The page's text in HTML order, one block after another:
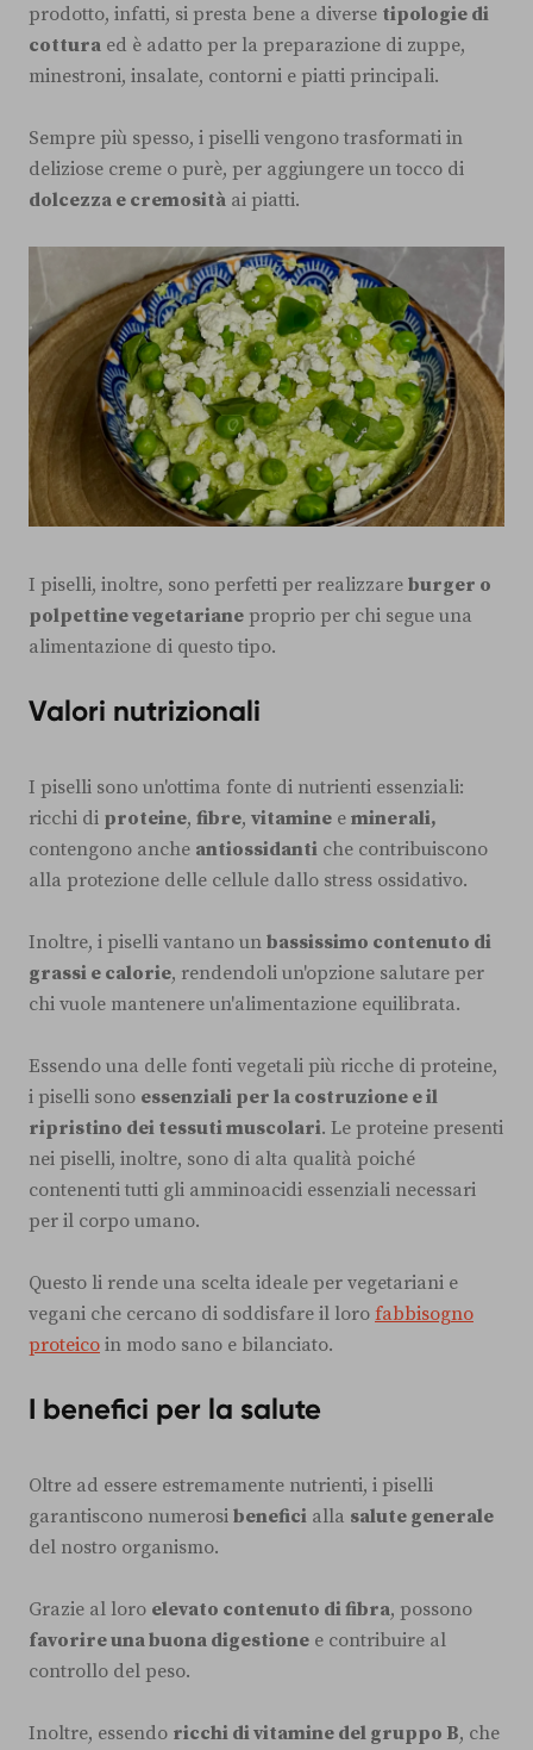
prodotto, infatti, si presta bene a diverse tipologie di
cottura ed è adatto per la preparazione di zuppe,
minestroni, insalate, contorni e piatti principali.
Sempre più spesso, i piselli vengono trasformati in
deliziose creme o purè, per aggiungere un tocco di
dolcezza e cremosità ai piatti.
I piselli, inoltre, sono perfetti per realizzare burger o
polpettine vegetariane proprio per chi segue una
alimentazione di questo tipo.
Valori nutrizionali
I piselli sono un'ottima fonte di nutrienti essenziali:
ricchi di proteine, fibre, vitamine e minerali,
contengono anche antiossidanti che contribuiscono
alla protezione delle cellule dallo stress ossidativo.
Inoltre, i piselli vantano un bassissimo contenuto di
grassi e calorie, rendendoli un'opzione salutare per
chi vuole mantenere un'alimentazione equilibrata.
Essendo una delle fonti vegetali più ricche di proteine,
i piselli sono essenziali per la costruzione e il
ripristino dei tessuti muscolari. Le proteine presenti
nei piselli, inoltre, sono di alta qualità poiché
contenenti tutti gli amminoacidi essenziali necessari
per il corpo umano.
Questo li rende una scelta ideale per vegetariani e
vegani che cercano di soddisfare il loro fabbisogno
proteico in modo sano e bilanciato.
I benefici per la salute
Oltre ad essere estremamente nutrienti, i piselli
garantiscono numerosi benefici alla salute generale
del nostro organismo.
Grazie al loro elevato contenuto di fibra, possono
favorire una buona digestione e contribuire al
controllo del peso.
Inoltre, essendo ricchi di vitamine del gruppo B, che